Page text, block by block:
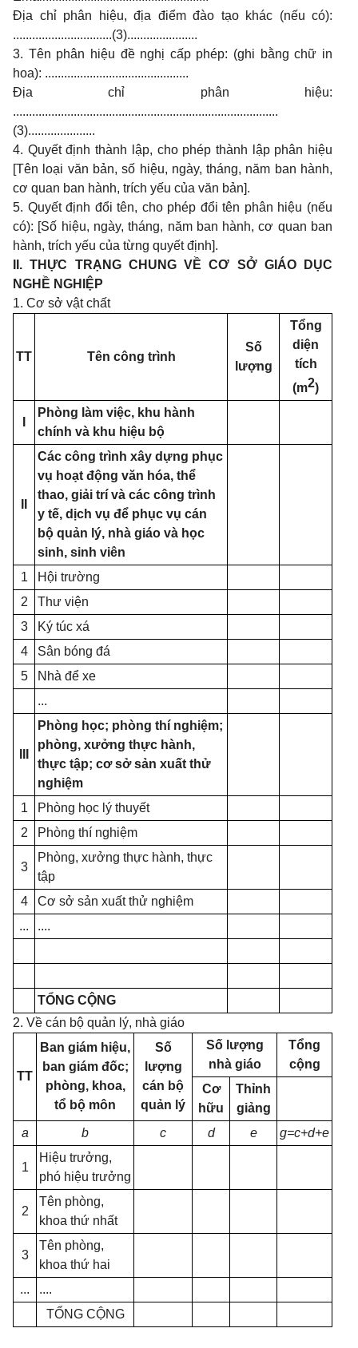
Địa chỉ phân hiệu, địa điểm đào tạo khác (nếu có):
...............................(3)......................
3. Tên phân hiệu đề nghị cấp phép: (ghi bằng chữ in
hoa): .............................................
Địa chỉ phân hiệu:
...................................................................................
(3).....................
4. Quyết định thành lập, cho phép thành lập phân hiệu
[Tên loại văn bản, số hiệu, ngày, tháng, năm ban hành,
cơ quan ban hành, trích yếu của văn bản].
5. Quyết định đổi tên, cho phép đổi tên phân hiệu (nếu
có): [Số hiệu, ngày, tháng, năm ban hành, cơ quan ban
hành, trích yếu của từng quyết định].
II. THỰC TRẠNG CHUNG VỀ CƠ SỞ GIÁO DỤC
NGHỀ NGHIỆP
1. Cơ sở vật chất
TT Tên công trình
Số
lượng
Tổng
diện
tích
(m2)
Phòng làm việc, khu hành
chính và khu hiệu bộ
Các công trình xây dựng phục
vụ hoạt động văn hóa, thể
thao, giải trí và các công trình
y tế, dịch vụ để phục vụ cán
bộ quản lý, nhà giáo và học
sinh, sinh viên
1
Hội trường
2
Thư viện
3
Ký túc xá
4
Sân bóng đá
5
Nhà để xe
...
Phòng học; phòng thí nghiệm;
phòng, xưởng thực hành,
thực tập; cơ sở sản xuất thử
nghiệm
1
Phòng học lý thuyết
2
Phòng thí nghiệm
3
Phòng, xưởng thực hành, thực
tập
4
Cơ sở sản xuất thử nghiệm
...
....
TỔNG CỘNG
2. Về cán bộ quản lý, nhà giáo
TT
Ban giám hiệu,
ban giám đốc;
phòng, khoa,
tổ bộ môn
Số
lượng
cán bộ
quản lý
Số lượng
nhà giáo
Tổng
cộng
Cơ
hữu
Thỉnh
giảng
a
b c d e g=c+d+e
1
Hiệu trưởng,
phó hiệu trưởng
2
Tên phòng,
khoa thứ nhất
3
Tên phòng,
khoa thứ hai
...
....
TỔNG CỘNG